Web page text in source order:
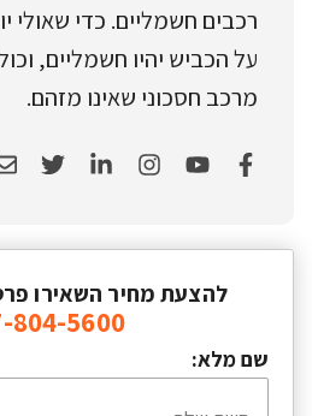
רכבים חשמליים. כדי שאולי
על הכביש יהיו חשמליים,
מרכב חסכוני שאינו מזהם.
להצעת מחיר השאירו
804-5600
שם מלא: